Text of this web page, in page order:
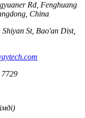
Rd, Fenghuang
China
St, Bao'an Dist,